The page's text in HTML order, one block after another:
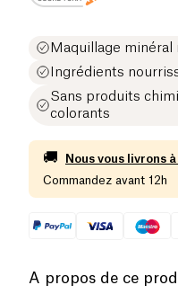
Maquillage minéral
Ingrédients
Sans produits
colorants
🚚 Nous vous livrons
Commandez avant 12h
A propos de ce